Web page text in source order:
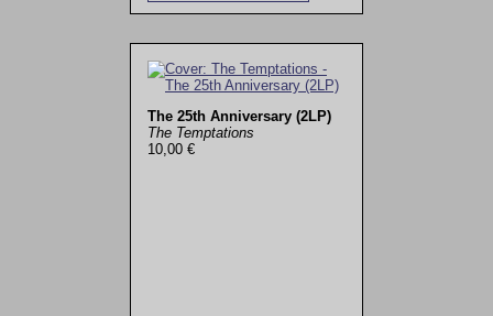
The 25th Anniversary (2LP)
The Temptations
10,00 €